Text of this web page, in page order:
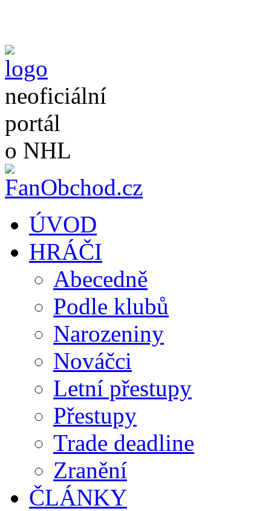
neoficiální
portál
o NHL
ÚVOD
HRÁČI
Abecedně
Podle klubů
Narozeniny
Nováčci
Letní přestupy
Přestupy
Trade deadline
Zranění
ČLÁNKY